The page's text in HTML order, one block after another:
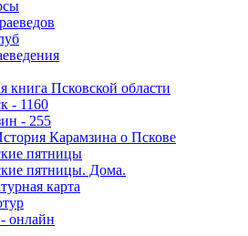
книга Псковской области
- 1160
- 255
Карамзина о Пскове
пятницы
пятницы. Дома.
карта
онлайн